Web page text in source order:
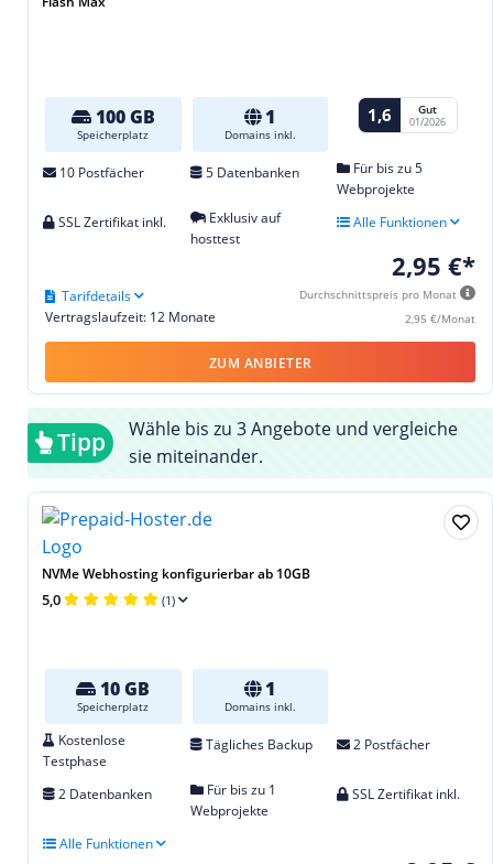
100 GB
Speicherplatz
1
Domains inkl.
1,6 Gut
01/2026
10 Postfächer 5 Datenbanken
Für bis zu 5
Webprojekte
SSL Zertifikat inkl.
Exklusiv auf
hosttest
Alle Funktionen
2,95 €*
Durchschnittspreis pro Monat
2,95 €/Monat
Vertragslaufzeit: 12 Monate
Tarifdetails
ZUM ANBIETER
Tipp
Wähle bis zu 3 Angebote und vergleiche
sie miteinander.
NVMe Webhosting konfigurierbar ab 10GB
5,0 (1)
10 GB
Speicherplatz
1
Domains inkl.
Kostenlose
Testphase
Tägliches Backup 2 Postfächer
2 Datenbanken
Für bis zu 1
Webprojekte
SSL Zertifikat inkl.
Alle Funktionen